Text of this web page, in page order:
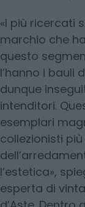
«I più ricercati
marchio che
questo
l’hanno i bauli
dunque
intenditori.
esemplari
collezionisti
l’estetica»,
esperta di